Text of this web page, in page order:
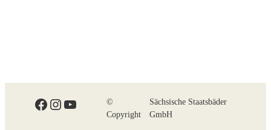
Facebook
Instagram
YouTube
©
Copyright
Sächsische Staatsbäder
GmbH